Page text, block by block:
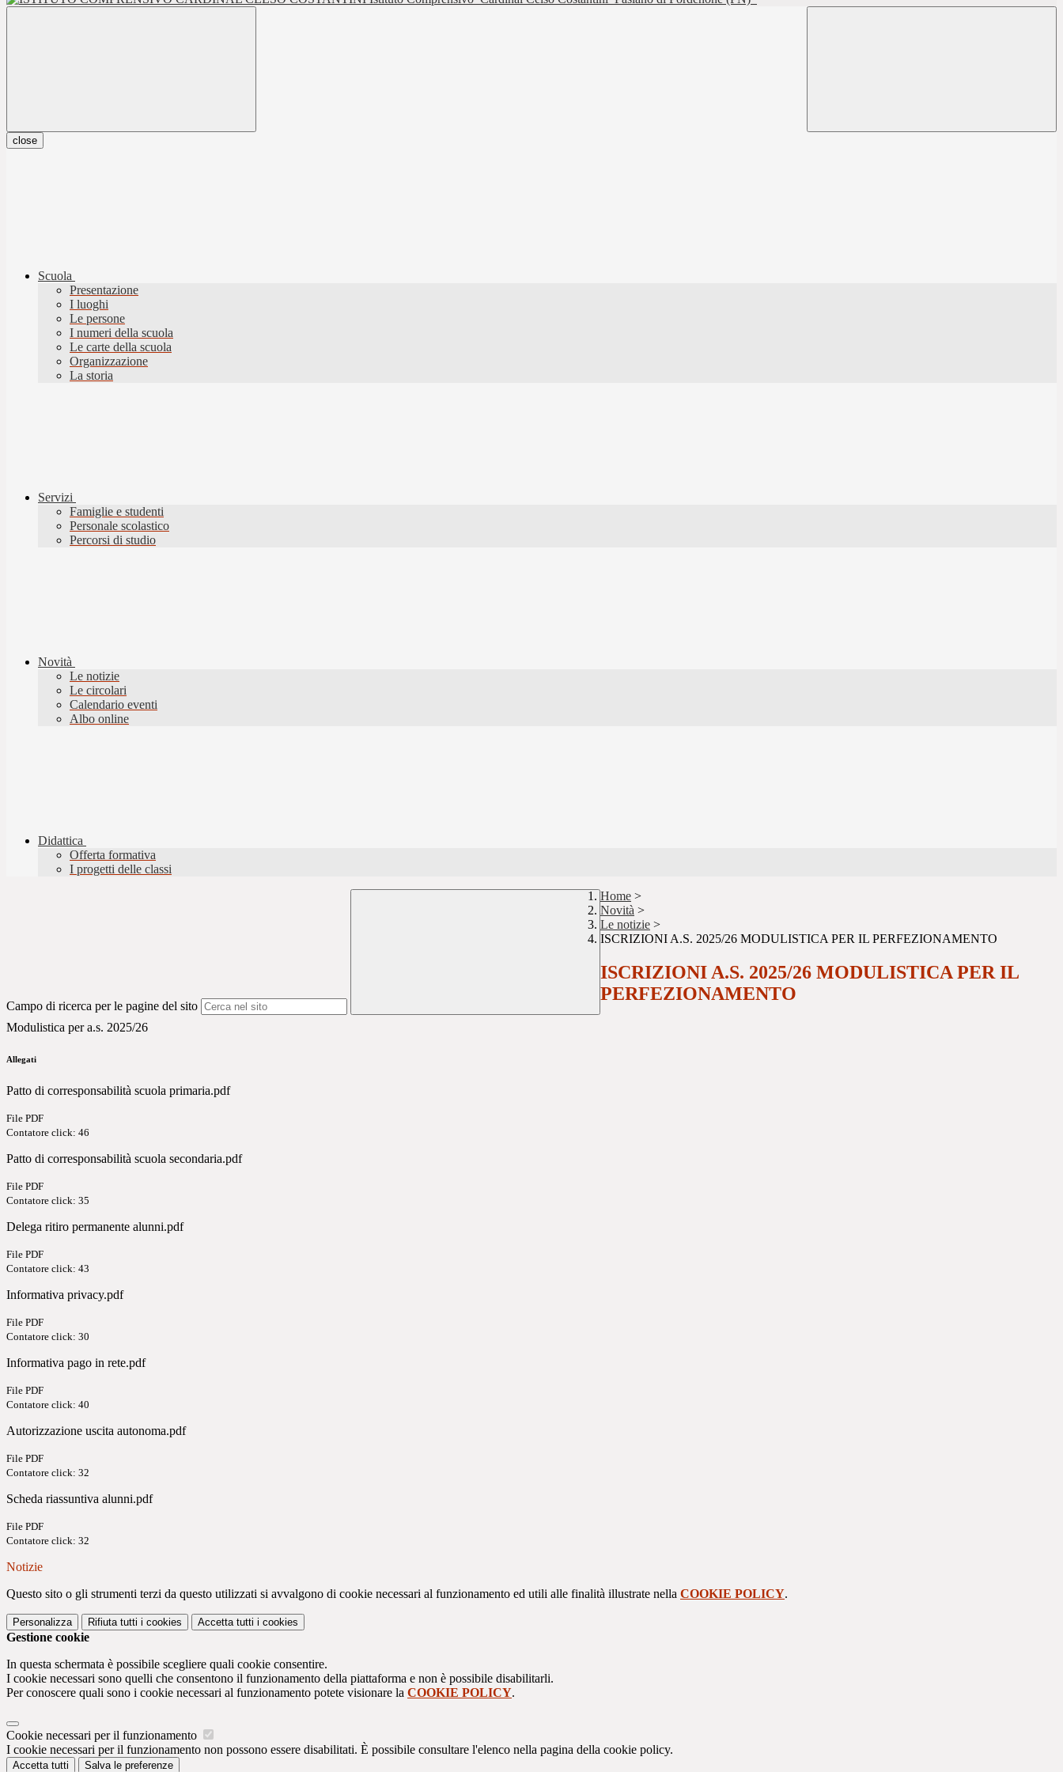
close
Scuola
Presentazione
I luoghi
Le persone
I numeri della scuola
Le carte della scuola
Organizzazione
La storia
Servizi
Famiglie e studenti
Personale scolastico
Percorsi di studio
Novità
Le notizie
Le circolari
Calendario eventi
Albo online
Didattica
Offerta formativa
I progetti delle classi
Campo di ricerca per le pagine del sito
Home >
Novità >
Le notizie >
ISCRIZIONI A.S. 2025/26 MODULISTICA PER IL PERFEZIONAMENTO
ISCRIZIONI A.S. 2025/26 MODULISTICA PER IL
PERFEZIONAMENTO
Modulistica per a.s. 2025/26
Allegati
Patto di corresponsabilità scuola primaria.pdf
File PDF
Contatore click: 46
Patto di corresponsabilità scuola secondaria.pdf
File PDF
Contatore click: 35
Delega ritiro permanente alunni.pdf
File PDF
Contatore click: 43
Informativa privacy.pdf
File PDF
Contatore click: 30
Informativa pago in rete.pdf
File PDF
Contatore click: 40
Autorizzazione uscita autonoma.pdf
File PDF
Contatore click: 32
Scheda riassuntiva alunni.pdf
File PDF
Contatore click: 32
Notizie
Questo sito o gli strumenti terzi da questo utilizzati si avvalgono di cookie necessari al funzionamento ed utili alle finalità illustrate nella COOKIE POLICY.
Personalizza Rifiuta tutti i cookies Accetta tutti i cookies
Gestione cookie
In questa schermata è possibile scegliere quali cookie consentire.
I cookie necessari sono quelli che consentono il funzionamento della piattaforma e non è possibile disabilitarli.
Per conoscere quali sono i cookie necessari al funzionamento potete visionare la COOKIE POLICY.
Cookie necessari per il funzionamento
I cookie necessari per il funzionamento non possono essere disabilitati. È possibile consultare l'elenco nella pagina della cookie policy.
Accetta tutti Salva le preferenze